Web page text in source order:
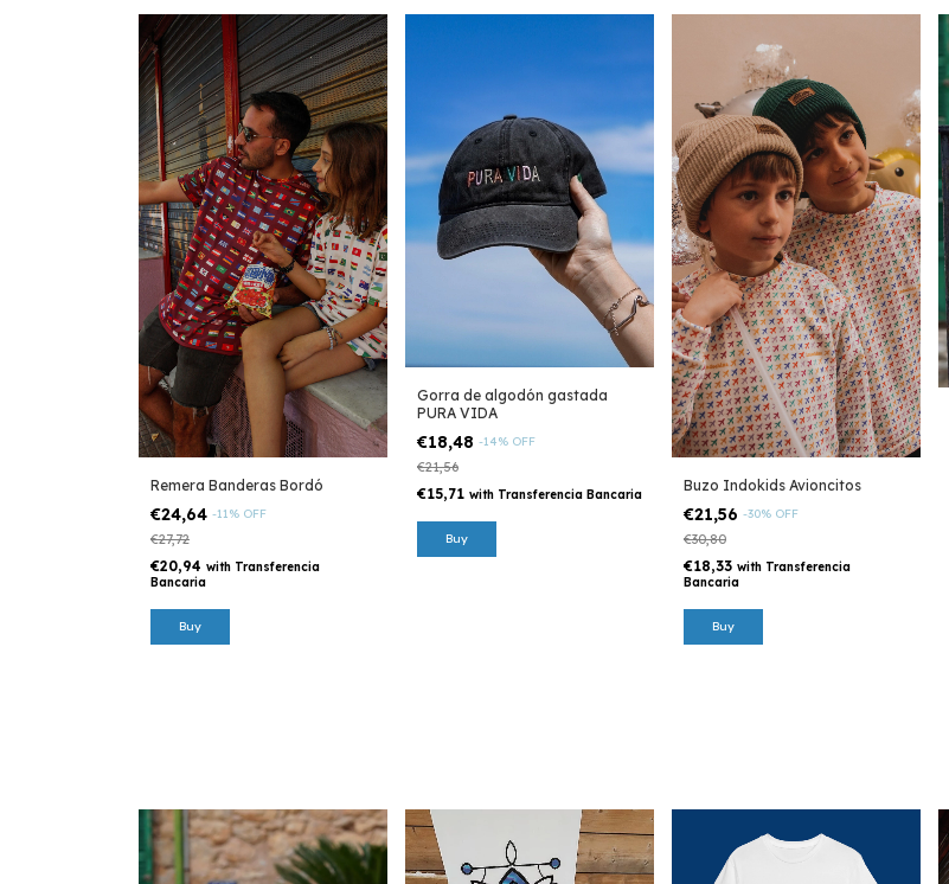
Remera Banderas Bordó
€24,64 -11% OFF
€27,72
€20,94 with Transferencia
Bancaria
Buy
Gorra de algodón gastada
PURA VIDA
€18,48 -14% OFF
€21,56
€15,71 with Transferencia Bancaria
Buzo Indokids Avioncitos
€21,56 -30% OFF
€30,80
€18,33 with Transferencia
Bancaria
Buy